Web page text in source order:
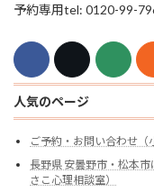
予約専用tel: 0120-99-
人気のページ
ご予約・お問い合わせ（
長野県 安曇野市・松本
さこ心理相談室）